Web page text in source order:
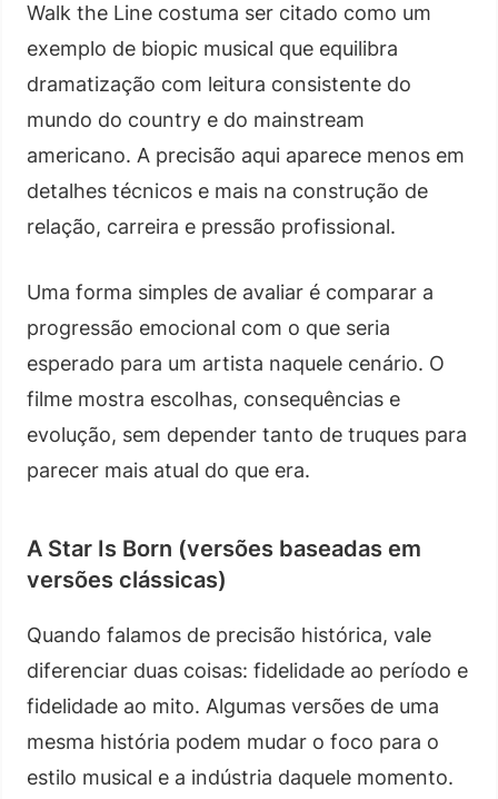
Walk the Line costuma ser citado como um
exemplo de biopic musical que equilibra
dramatização com leitura consistente do
mundo do country e do mainstream
americano. A precisão aqui aparece menos em
detalhes técnicos e mais na construção de
relação, carreira e pressão profissional.
Uma forma simples de avaliar é comparar a
progressão emocional com o que seria
esperado para um artista naquele cenário. O
filme mostra escolhas, consequências e
evolução, sem depender tanto de truques para
parecer mais atual do que era.
A Star Is Born (versões baseadas em
versões clássicas)
Quando falamos de precisão histórica, vale
diferenciar duas coisas: fidelidade ao período e
fidelidade ao mito. Algumas versões de uma
mesma história podem mudar o foco para o
estilo musical e a indústria daquele momento.